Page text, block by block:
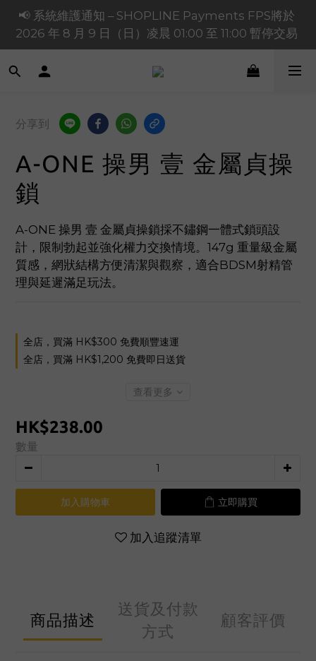
買滿 $1,200 正價貨品減 $120【1200120】| 買滿
$900 正價貨品減 $80！【90080】
📢 系統維護通知 – SHOPLINE Payments FPS將於
2026 年 8 月 9 日（日）凌晨 01:00 至 11:00 暫停交易
買滿 $1,200 正價貨品減 $120【1200120】| 買滿
分享到
A-ONE 操男 壹 金屬貞操
鎖
A-ONE 操男 壹 金屬貞操鎖採不鏽鋼一體式鎖頭設
計，限制勃起並強化權力交換情境。147g 重量級金屬
質感，網狀結構方便清潔與觀察，適合BDSM射精管
理與延遲滿足玩法。
全店，買滿 HK$300 免費順豐速運
全店，買滿 HK$1,200 免費即日送貨
查看更多
HK$238.00
數量
加入購物車 立即購買
加入追蹤清單
商品描述
送貨及付款
方式
顧客評價